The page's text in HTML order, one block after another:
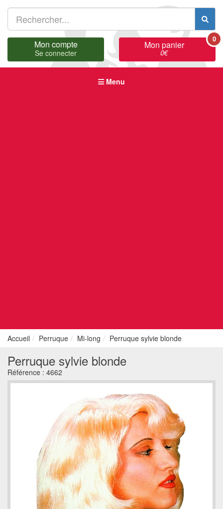
Mon compte
Se connecter
Mon panier
0€
0
Menu
Accueil Perruque Mi-long Perruque sylvie blonde
Perruque sylvie blonde
Référence : 4662